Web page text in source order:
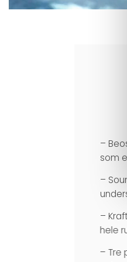
–
som
–
–
hele
– Tre